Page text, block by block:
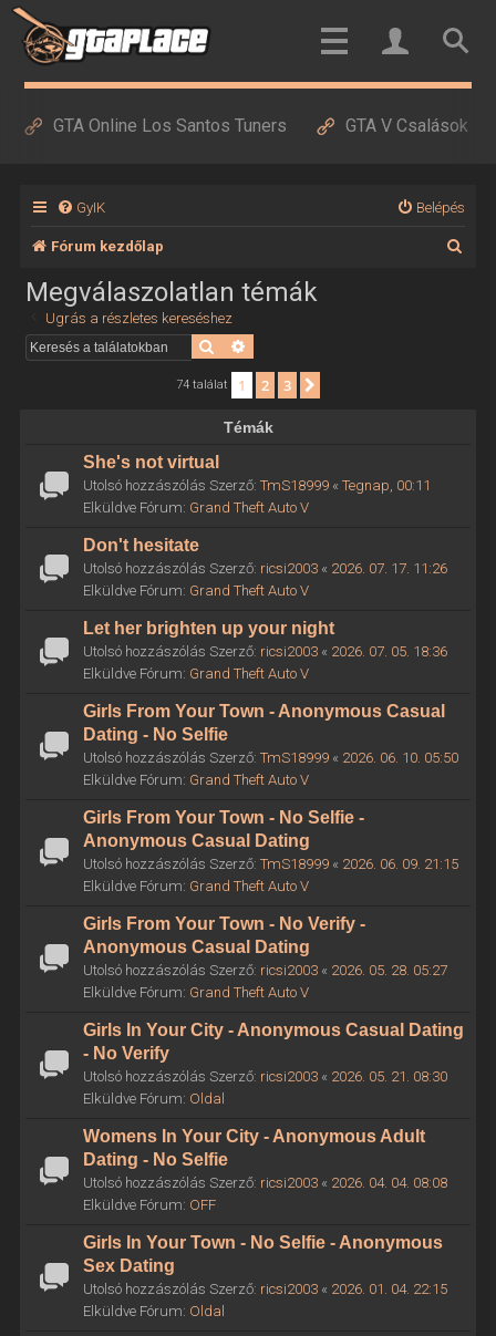
GTA Online Los Santos Tuners GTA V Csalások
GyIK Belépés
Fórum kezdőlap
Megválaszolatlan témák
Ugrás a részletes kereséshez
Keresés
74 találat 1 2 3
Témák
She's not virtual
Utolsó hozzászólás Szerző: TmS18999« Tegnap, 00:11
Elküldve Fórum: Grand Theft Auto V
Don't hesitate
Utolsó hozzászólás Szerző: ricsi2003« 2026. 07. 17. 11:26
Elküldve Fórum: Grand Theft Auto V
Let her brighten up your night
Utolsó hozzászólás Szerző: ricsi2003« 2026. 07. 05. 18:36
Elküldve Fórum: Grand Theft Auto V
Girls From Your Town - Anonymous Casual
Dating - No Selfie
Utolsó hozzászólás Szerző: TmS18999« 2026. 06. 10. 05:50
Elküldve Fórum: Grand Theft Auto V
Girls From Your Town - No Selfie -
Anonymous Casual Dating
Utolsó hozzászólás Szerző: TmS18999« 2026. 06. 09. 21:15
Elküldve Fórum: Grand Theft Auto V
Girls From Your Town - No Verify -
Anonymous Casual Dating
Utolsó hozzászólás Szerző: ricsi2003« 2026. 05. 28. 05:27
Elküldve Fórum: Grand Theft Auto V
Girls In Your City - Anonymous Casual Dating
- No Verify
Utolsó hozzászólás Szerző: ricsi2003« 2026. 05. 21. 08:30
Elküldve Fórum: Oldal
Womens In Your City - Anonymous Adult
Dating - No Selfie
Utolsó hozzászólás Szerző: ricsi2003« 2026. 04. 04. 08:08
Elküldve Fórum: OFF
Girls In Your Town - No Selfie - Anonymous
Sex Dating
Utolsó hozzászólás Szerző: ricsi2003« 2026. 01. 04. 22:15
Elküldve Fórum: Oldal